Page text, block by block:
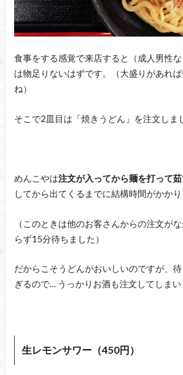
食事をする感覚で来店すると（成人男性
は物足りないはずです。（大盛りがあれ
ね）
そこで2皿目は「焼きうどん」を注文しま
めんこやは注文が入ってから麺を打って
してから出てくるまでに結構時間がかか
（このときは他のお客さんからの注文が
らず15分待ちました）
だからこそうどんがおいしいのですが、
ぎるので… うっかりお酒も注文してしまい
生レモンサワー（450円）